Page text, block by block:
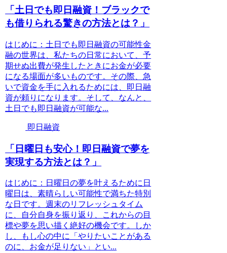
「土日でも即日融資！ブラックで
も借りられる驚きの方法とは？」
はじめに：土日でも即日融資の可能性金
融の世界は、私たちの日常において、予
期せぬ出費が発生したときにお金が必要
になる場面が多いものです。その際、急
いで資金を手に入れるためには、即日融
資が頼りになります。そして、なんと、
土日でも即日融資が可能な...
即日融資
「日曜日も安心！即日融資で夢を
実現する方法とは？」
はじめに：日曜日の夢を叶えるために日
曜日は、素晴らしい可能性で満ちた特別
な日です。週末のリフレッシュタイム
に、自分自身を振り返り、これからの目
標や夢を思い描く絶好の機会です。しか
し、もし心の中に「やりたいことがある
のに、お金が足りない」とい...